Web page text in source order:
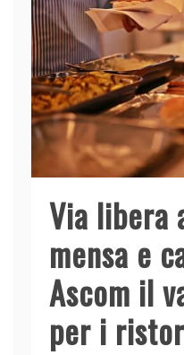
Via libera
mensa e
Ascom il
per i